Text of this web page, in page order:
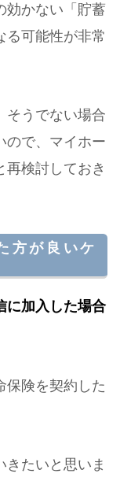
効かない「貯蓄
る可能性が非常
そうでない場合
ので、マイホー
再検討しておき
方が良いケ
に加入した場合
保険を契約した
きたいと思いま